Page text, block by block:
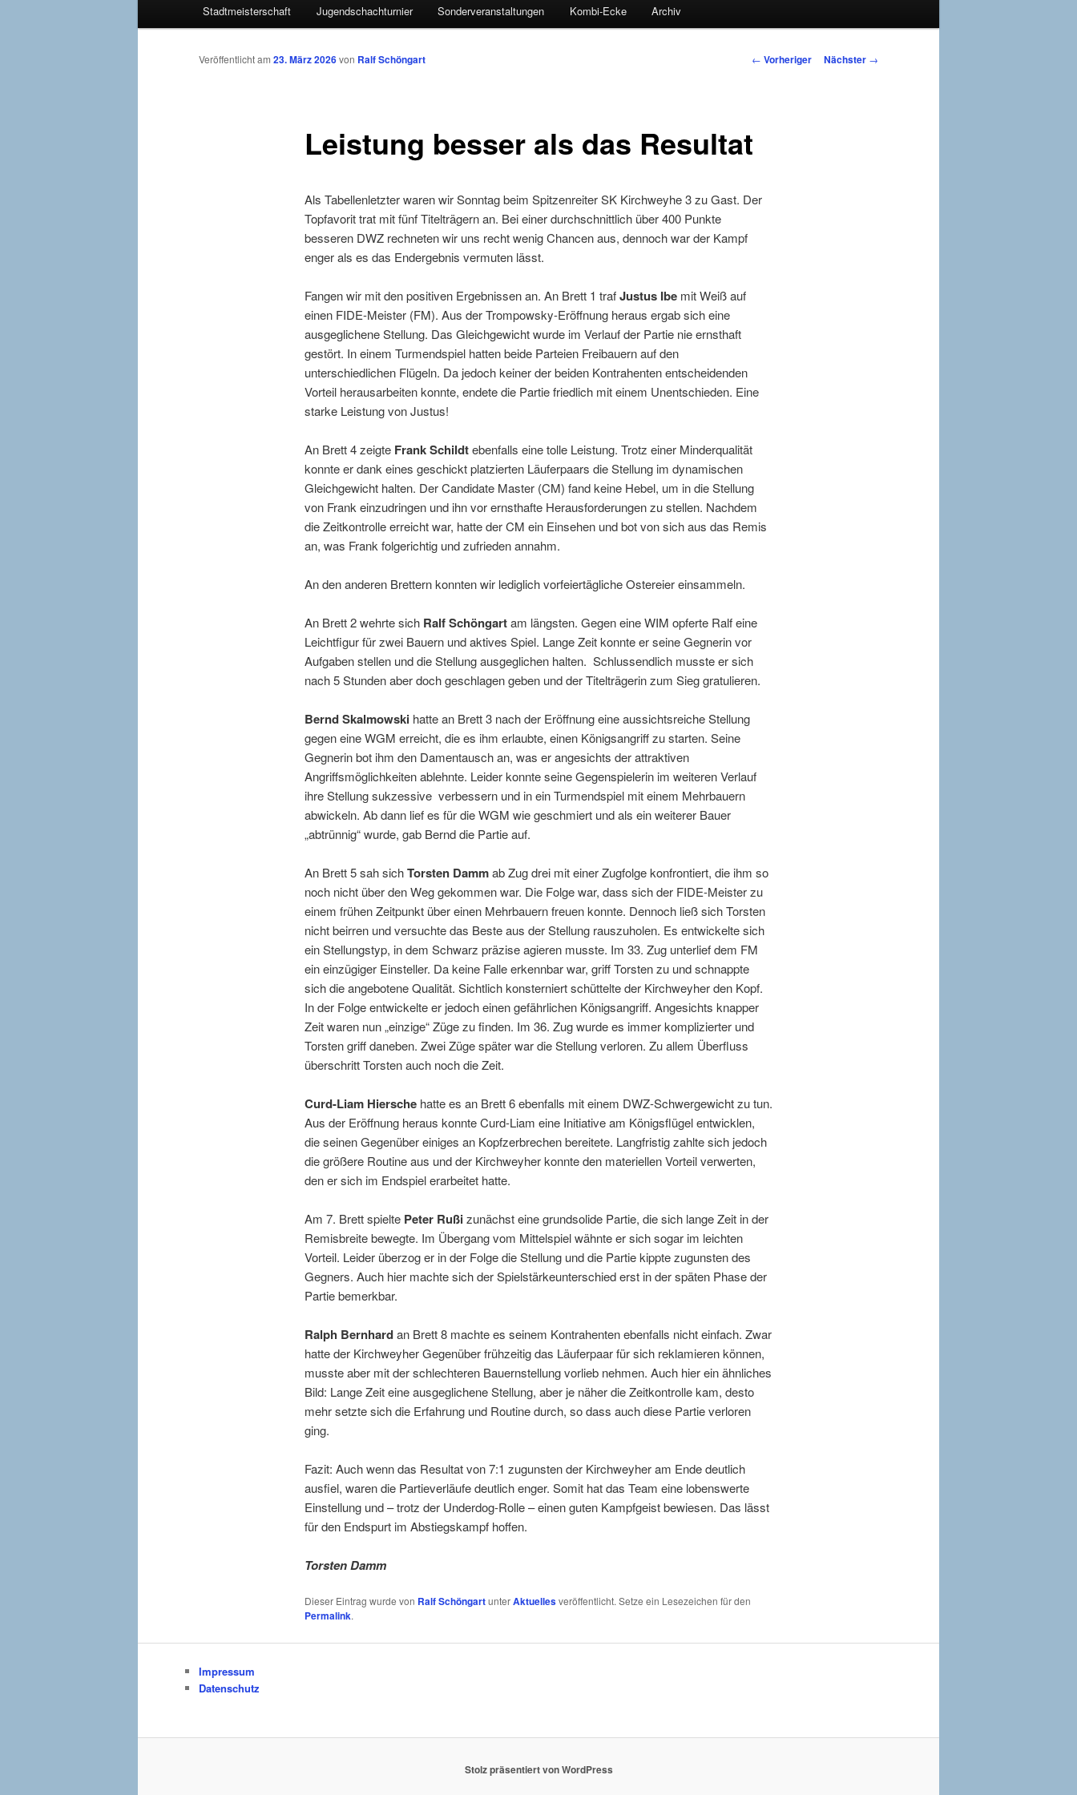
primären
Inhalt
Stadtmeisterschaft Jugendschachturnier Sonderveranstaltungen Kombi-Ecke Archiv
Beitragsnavigation
← Vorheriger Nächster →
Leistung besser als das Resultat
Veröffentlicht am 23. März 2026von Ralf Schöngart
Als Tabellenletzter waren wir Sonntag beim Spitzenreiter SK Kirchweyhe 3 zu Gast. Der
Topfavorit trat mit fünf Titelträgern an. Bei einer durchschnittlich über 400 Punkte
besseren DWZ rechneten wir uns recht wenig Chancen aus, dennoch war der Kampf
enger als es das Endergebnis vermuten lässt.
Fangen wir mit den positiven Ergebnissen an. An Brett 1 trafJustus Ibemit Weiß auf
einen FIDE-Meister (FM). Aus der Trompowsky-Eröffnung heraus ergab sich eine
ausgeglichene Stellung. Das Gleichgewicht wurde im Verlauf der Partie nie ernsthaft
gestört. In einem Turmendspiel hatten beide Parteien Freibauern auf den
unterschiedlichen Flügeln. Da jedoch keiner der beiden Kontrahenten entscheidenden
Vorteil herausarbeiten konnte, endete die Partie friedlich mit einem Unentschieden. Eine
starke Leistung von Justus!
An Brett 4 zeigte Frank Schildtebenfalls eine tolle Leistung. Trotz einer Minderqualität
konnte er dank eines geschickt platzierten Läuferpaars die Stellung im dynamischen
Gleichgewicht halten. Der Candidate Master (CM) fand keine Hebel, um in die Stellung
von Frank einzudringen und ihn vor ernsthafte Herausforderungen zu stellen. Nachdem
die Zeitkontrolle erreicht war, hatte der CM ein Einsehen und bot von sich aus das Remis
an, was Frank folgerichtig und zufrieden annahm.
An den anderen Brettern konnten wir lediglich vorfeiertägliche Ostereier einsammeln.
An Brett 2 wehrte sich Ralf Schöngartam längsten. Gegen eine WIM opferte Ralf eine
Leichtfigur für zwei Bauern und aktives Spiel. Lange Zeit konnte er seine Gegnerin vor
Aufgaben stellen und die Stellung ausgeglichen halten. Schlussendlich musste er sich
nach 5 Stunden aber doch geschlagen geben und der Titelträgerin zum Sieg gratulieren.
Bernd Skalmowskihatte an Brett 3 nach der Eröffnung eine aussichtsreiche Stellung
gegen eine WGM erreicht, die es ihm erlaubte, einen Königsangriff zu starten. Seine
Gegnerin bot ihm den Damentausch an, was er angesichts der attraktiven
Angriffsmöglichkeiten ablehnte. Leider konnte seine Gegenspielerin im weiteren Verlauf
ihre Stellung sukzessive verbessern und in ein Turmendspiel mit einem Mehrbauern
abwickeln. Ab dann lief es für die WGM wie geschmiert und als ein weiterer Bauer
„abtrünnig“ wurde, gab Bernd die Partie auf.
An Brett 5 sah sichTorsten Dammab Zug drei mit einer Zugfolge konfrontiert, die ihm so
noch nicht über den Weg gekommen war. Die Folge war, dass sich der FIDE-Meister zu
einem frühen Zeitpunkt über einen Mehrbauern freuen konnte. Dennoch ließ sich Torsten
nicht beirren und versuchte das Beste aus der Stellung rauszuholen. Es entwickelte sich
ein Stellungstyp, in dem Schwarz präzise agieren musste. Im 33. Zug unterlief dem FM
ein einzügiger Einsteller. Da keine Falle erkennbar war, griff Torsten zu und schnappte
sich die angebotene Qualität. Sichtlich konsterniert schüttelte der Kirchweyher den Kopf.
In der Folge entwickelte er jedoch einen gefährlichen Königsangriff. Angesichts knapper
Zeit waren nun „einzige“ Züge zu finden. Im 36. Zug wurde es immer komplizierter und
Torsten griff daneben. Zwei Züge später war die Stellung verloren. Zu allem Überfluss
überschritt Torsten auch noch die Zeit.
Curd-Liam Hierschehatte es an Brett 6 ebenfalls mit einem DWZ-Schwergewicht zu tun.
Aus der Eröffnung heraus konnte Curd-Liam eine Initiative am Königsflügel entwicklen,
die seinen Gegenüber einiges an Kopfzerbrechen bereitete. Langfristig zahlte sich jedoch
die größere Routine aus und der Kirchweyher konnte den materiellen Vorteil verwerten,
den er sich im Endspiel erarbeitet hatte.
Am 7. Brett spielte Peter Rußizunächst eine grundsolide Partie, die sich lange Zeit in der
Remisbreite bewegte. Im Übergang vom Mittelspiel wähnte er sich sogar im leichten
Vorteil. Leider überzog er in der Folge die Stellung und die Partie kippte zugunsten des
Gegners. Auch hier machte sich der Spielstärkeunterschied erst in der späten Phase der
Partie bemerkbar.
Ralph Bernhardan Brett 8 machte es seinem Kontrahenten ebenfalls nicht einfach. Zwar
hatte der Kirchweyher Gegenüber frühzeitig das Läuferpaar für sich reklamieren können,
musste aber mit der schlechteren Bauernstellung vorlieb nehmen. Auch hier ein ähnliches
Bild: Lange Zeit eine ausgeglichene Stellung, aber je näher die Zeitkontrolle kam, desto
mehr setzte sich die Erfahrung und Routine durch, so dass auch diese Partie verloren
ging.
Fazit: Auch wenn das Resultat von 7:1 zugunsten der Kirchweyher am Ende deutlich
ausfiel, waren die Partieverläufe deutlich enger. Somit hat das Team eine lobenswerte
Einstellung und – trotz der Underdog-Rolle – einen guten Kampfgeist bewiesen. Das lässt
für den Endspurt im Abstiegskampf hoffen.
Torsten Damm
Dieser Eintrag wurde von Ralf SchöngartunterAktuellesveröffentlicht. Setze ein Lesezeichen für den
Permalink.
Impressum
Datenschutz
Stolz präsentiert von WordPress